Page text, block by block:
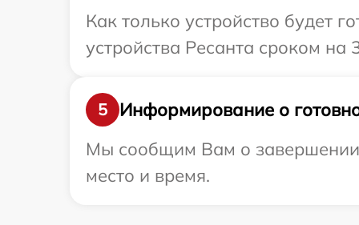
Как только устройство будет
устройства Ресанта сроком на
5
Информирование о
Мы сообщим Вам о завершении
место и время.